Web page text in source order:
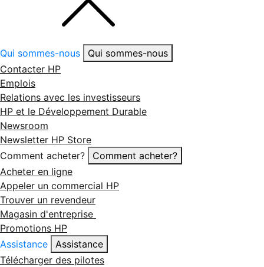
Qui sommes-nous
Qui sommes-nous
Contacter HP
Emplois
Relations avec les investisseurs
HP et le Développement Durable
Newsroom
Newsletter HP Store
Comment acheter?
Comment acheter?
Acheter en ligne
Appeler un commercial HP
Trouver un revendeur
Magasin d'entreprise
Promotions HP
Assistance
Assistance
Télécharger des pilotes